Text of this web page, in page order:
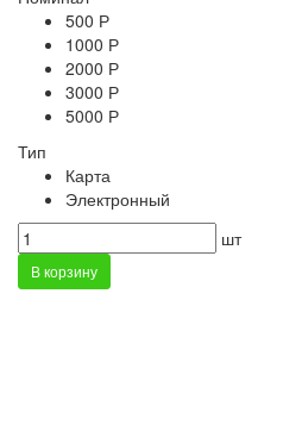
500 Р
1000 Р
2000 Р
3000 Р
5000 Р
Тип
Карта
Электронный
шт
В корзину